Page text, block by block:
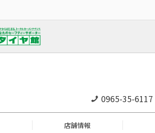
0965-35-6117
店舗情報